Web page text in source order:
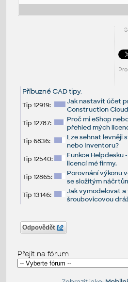
Příbuzné CAD tipy:
Tip 12919:
Jak nastavit účet
Construction
Tip 12787:
Proč mi eShop
přehled mých
Tip 6836:
Lze sehnat levněji
nebo Inventoru?
Tip 12540:
Funkce Helpdesku
licencí mé firmy.
Tip 12865:
Porovnání výkonu
se složitým
Tip 13146:
Jak vymodelovat
šroubovicovou
Odpovědět
Přejít na fórum